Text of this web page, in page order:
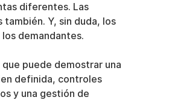
diferentes. Las
también. Y, sin duda, los
demandantes.
que puede demostrar una
definida, controles
y una gestión de